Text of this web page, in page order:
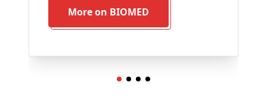
More on BIOMED